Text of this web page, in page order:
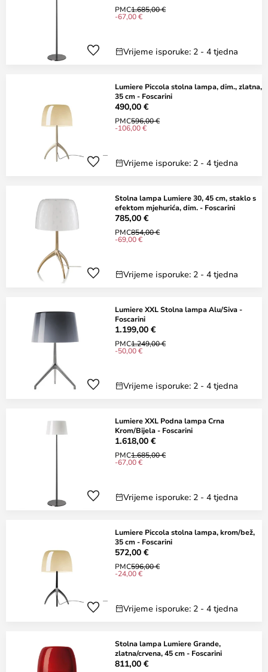
PMC1.685,00 €
-67,00 €
Vrijeme isporuke: 2 - 4 tjedna
Lumiere Piccola stolna lampa, dim., zlatna,
35 cm - Foscarini
490,00 €
PMC596,00 €
-106,00 €
Vrijeme isporuke: 2 - 4 tjedna
Stolna lampa Lumiere 30, 45 cm, staklo s
efektom mjehurića, dim. - Foscarini
785,00 €
PMC854,00 €
-69,00 €
Vrijeme isporuke: 2 - 4 tjedna
Lumiere XXL Stolna lampa Alu/Siva -
Foscarini
1.199,00 €
PMC1.249,00 €
-50,00 €
Vrijeme isporuke: 2 - 4 tjedna
Lumiere XXL Podna lampa Crna
Krom/Bijela - Foscarini
1.618,00 €
PMC1.685,00 €
-67,00 €
Vrijeme isporuke: 2 - 4 tjedna
Lumiere Piccola stolna lampa, krom/bež,
35 cm - Foscarini
572,00 €
PMC596,00 €
-24,00 €
Vrijeme isporuke: 2 - 4 tjedna
Stolna lampa Lumiere Grande,
zlatna/crvena, 45 cm - Foscarini
811,00 €